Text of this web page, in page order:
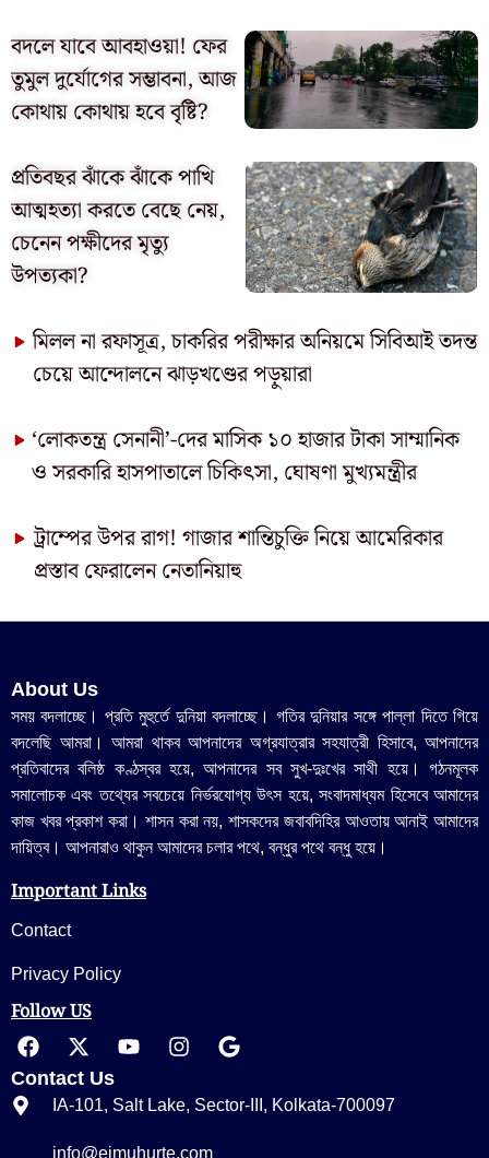
বদলে যাবে আবহাওয়া! ফের
তুমুল দুর্যোগের সম্ভাবনা, আজ
কোথায় কোথায় হবে বৃষ্টি?
প্রতিবছর ঝাঁকে ঝাঁকে পাখি
আত্মহত্যা করতে বেছে নেয়,
চেনেন পক্ষীদের মৃত্যু
উপত্যকা?
মিলল না রফাসূত্র, চাকরির পরীক্ষার অনিয়মে সিবিআই তদন্ত
চেয়ে আন্দোলনে ঝাড়খণ্ডের পড়ুয়ারা
‘লোকতন্ত্র সেনানী’-দের মাসিক ১০ হাজার টাকা সাম্মানিক
ও সরকারি হাসপাতালে চিকিৎসা, ঘোষণা মুখ্যমন্ত্রীর
ট্রাম্পের উপর রাগ! গাজার শান্তিচুক্তি নিয়ে আমেরিকার
প্রস্তাব ফেরালেন নেতানিয়াহু
About Us
সময় বদলাচ্ছে। প্রতি মুহুর্তে দুনিয়া বদলাচ্ছে। গতির দুনিয়ার সঙ্গে পাল্লা দিতে গিয়ে
বদলেছি আমরা। আমরা থাকব আপনাদের অগ্রযাত্রার সহযাত্রী হিসাবে, আপনাদের
প্রতিবাদের বলিষ্ঠ কণ্ঠস্বর হয়ে, আপনাদের সব সুখ-দুঃখের সাথী হয়ে। গঠনমূলক
সমালোচক এবং তথ্যের সবচেয়ে নির্ভরযোগ্য উ‍ৎস হয়ে, সংবাদমাধ্যম হিসেবে আমাদের
কাজ খবর প্রকাশ করা। শাসন করা নয়, শাসকদের জবাবদিহির আওতায় আনাই আমাদের
দায়িত্ব। আপনারাও থাকুন আমাদের চলার পথে, বন্ধুর পথে বন্ধু হয়ে।
Important Links
Contact
Privacy Policy
Follow US
Contact Us
IA-101, Salt Lake, Sector-III, Kolkata-700097
info@eimuhurte.com